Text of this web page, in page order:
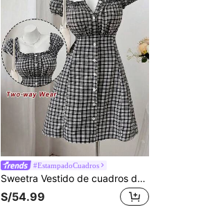
#EstampadoCuadros
Sweetra Vestido de cuadros de longitud hasta la rodilla con mangas cortas, hombros descubiertos, cintura acampanada y dobladillo acampanado, elegante, retro, lindo y casual para vacaciones y universidad, para mujeres de talla grande
S/54.99